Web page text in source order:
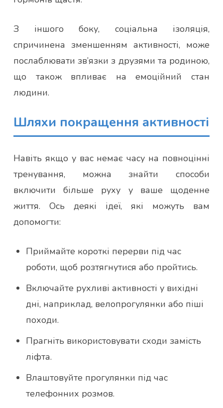
З іншого боку, соціальна ізоляція,
спричинена зменшенням активності, може
послаблювати зв’язки з друзями та родиною,
що також впливає на емоційний стан
людини.
Шляхи покращення активності
Навіть якщо у вас немає часу на повноцінні
тренування, можна знайти способи
включити більше руху у ваше щоденне
життя. Ось деякі ідеї, які можуть вам
допомогти:
Приймайте короткі перерви під час
роботи, щоб розтягнутися або пройтись.
Включайте рухливі активності у вихідні
дні, наприклад, велопрогулянки або піші
походи.
Прагніть використовувати сходи замість
ліфта.
Влаштовуйте прогулянки під час
телефонних розмов.